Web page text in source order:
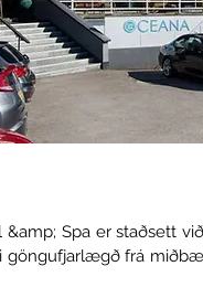
&amp; Spa er staðsett
göngufjarlægð frá